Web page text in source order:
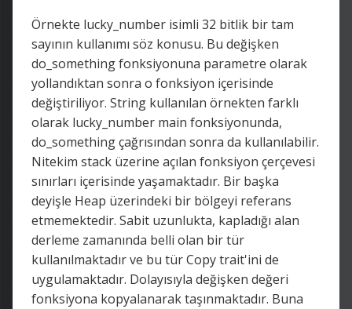
Örnekte lucky_number isimli 32 bitlik bir tam
sayının kullanımı söz konusu. Bu değişken
do_something fonksiyonuna parametre olarak
yollandıktan sonra o fonksiyon içerisinde
değiştiriliyor. String kullanılan örnekten farklı
olarak lucky_number main fonksiyonunda,
do_something çağrısından sonra da kullanılabilir.
Nitekim stack üzerine açılan fonksiyon çerçevesi
sınırları içerisinde yaşamaktadır. Bir başka
deyişle Heap üzerindeki bir bölgeyi referans
etmemektedir. Sabit uzunlukta, kapladığı alan
derleme zamanında belli olan bir tür
kullanılmaktadır ve bu tür Copy trait'ini de
uygulamaktadır. Dolayısıyla değişken değeri
fonksiyona kopyalanarak taşınmaktadır. Buna